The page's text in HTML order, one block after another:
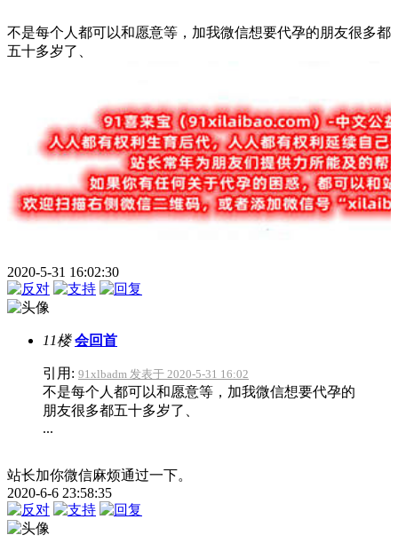
不是每个人都可以和愿意等，加我微信想要代孕的朋友很多都
五十多岁了、
2020-5-31 16:02:30
11楼 会回首
引用: 91xlbadm 发表于 2020-5-31 16:02
不是每个人都可以和愿意等，加我微信想要代孕的
朋友很多都五十多岁了、
...
站长加你微信麻烦通过一下。
2020-6-6 23:58:35